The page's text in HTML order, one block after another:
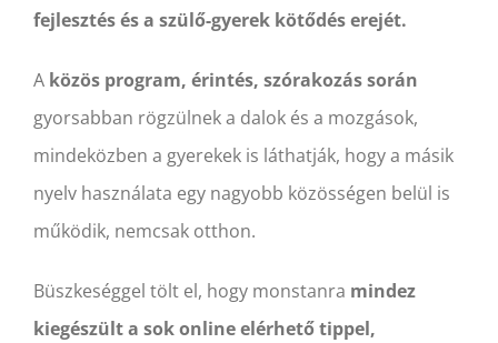
fejlesztés és a szülő-gyerek kötődés erejét.
A közös program, érintés, szórakozás során
gyorsabban rögzülnek a dalok és a mozgások,
mindeközben a gyerekek is láthatják, hogy a másik
nyelv használata egy nagyobb közösségen belül is
működik, nemcsak otthon.
Büszkeséggel tölt el, hogy monstanra mindez
kiegészült a sok online elérhető tippel,